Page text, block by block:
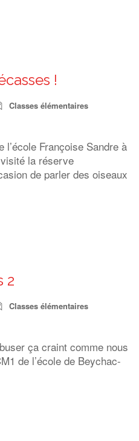
!
Classes élémentaires
Françoise Sandre à
la réserve
de parler des oiseaux
2
Classes élémentaires
ça craint comme nous
de l’école de Beychac-